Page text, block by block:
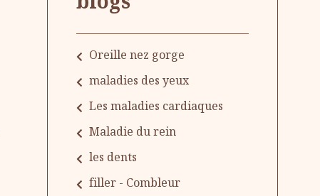
Oreille nez gorge
maladies des yeux
Les maladies cardiaques
Maladie du rein
les dents
filler - Combleur